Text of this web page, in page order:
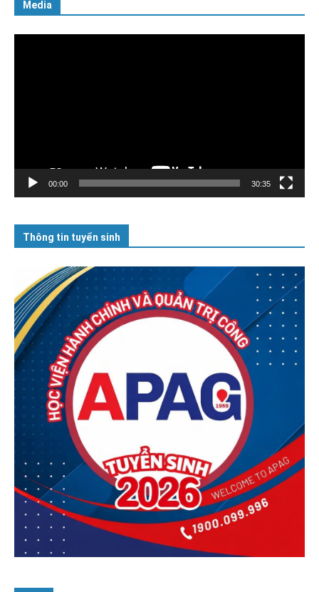
Media
00:00 30:35
Thông tin tuyển sinh